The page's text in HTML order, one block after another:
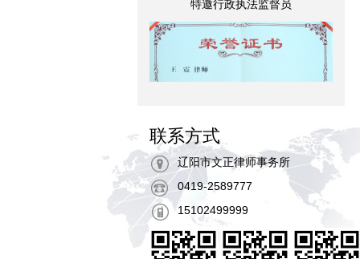
诚信律师
联系方式
辽阳市文正律师事务所
0419-2589777
15102499999